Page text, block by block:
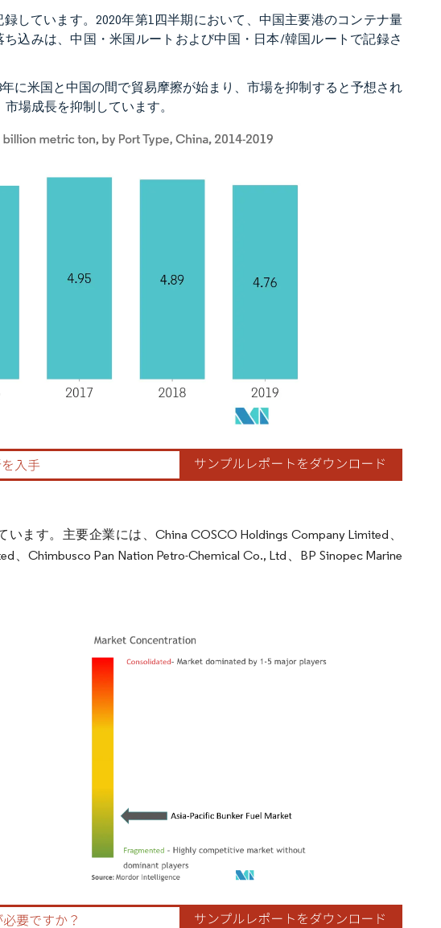
しています。2020年第1四半期において、中国主要港のコンテナ量
込みは、中国・米国ルートおよび中国・日本/韓国ルートで記録さ
に米国と中国の間で貿易摩擦が始まり、市場を抑制すると予想され
場成長を抑制しています。
ます。主要企業には、China COSCO Holdings Company Limited、
、Chimbusco Pan Nation Petro-Chemical Co., Ltd、BP Sinopec Marine
画像 © Mordor Intelligence。再利用にはCC BY 4.0の表示が必要です。